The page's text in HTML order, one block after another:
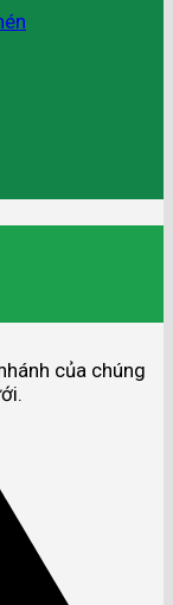
của chúng